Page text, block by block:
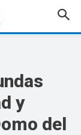
y
del